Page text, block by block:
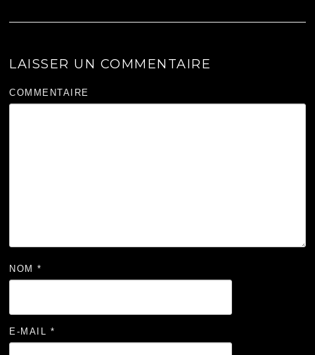
LAISSER UN COMMENTAIRE
COMMENTAIRE
NOM*
E-MAIL *